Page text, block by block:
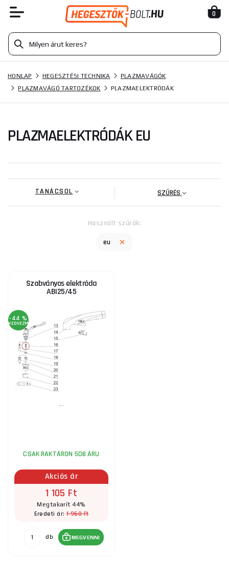
0
HONLAP HEGESZTÉSI TECHNIKA
PLAZMAVÁGÓK
PLAZMAVÁGÓ TARTOZÉKOK
PLAZMAELEKTRÓDÁK
PLAZMAELEKTRÓDÁK EU
TANÁCSOL SZŰRÉS
Használt szűrők:
eu
Szabványos elektróda
ABI25/45
-44 %
KEDVEZMÉNY
...
CSAK RAKTÁRON 5DB ÁRU
Akciós ár
1 105 Ft
Megtakarít 44%
Eredeti ár:1 960 Ft
db MEGVENNI